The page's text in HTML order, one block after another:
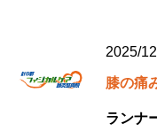
2025/
膝の痛
ランナ